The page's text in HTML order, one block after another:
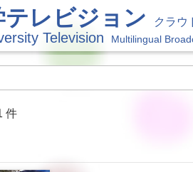
テレビジョン クラウ
Television Multilingual
件